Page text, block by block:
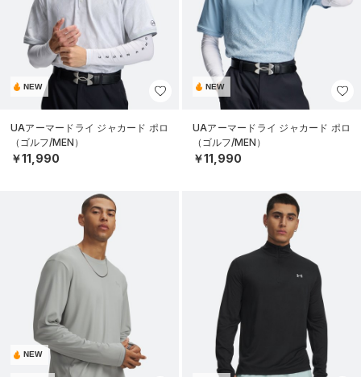
NEW
UAアーマードライ ジャカード ポロ
（ゴルフ/MEN）
￥11,990
NEW
UAアーマードライ ジャカード ポロ
（ゴルフ/MEN）
￥11,990
NEW